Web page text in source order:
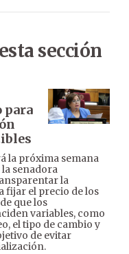
sección
para
la próxima semana
senadora
la
fijar el precio de los
que los
variables, como
el tipo de cambio y
de evitar